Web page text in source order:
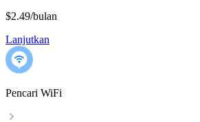
$2.49/bulan
Lanjutkan
Pencari WiFi